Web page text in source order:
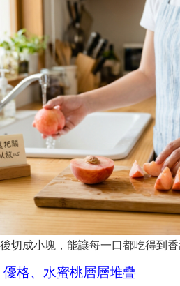
切成小塊，能讓每一口都吃得到香
格、水蜜桃層層堆疊